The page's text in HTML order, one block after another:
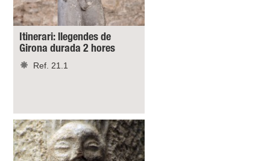
Itinerari: llegendes de
Girona durada 2 hores
Ref. 21.1